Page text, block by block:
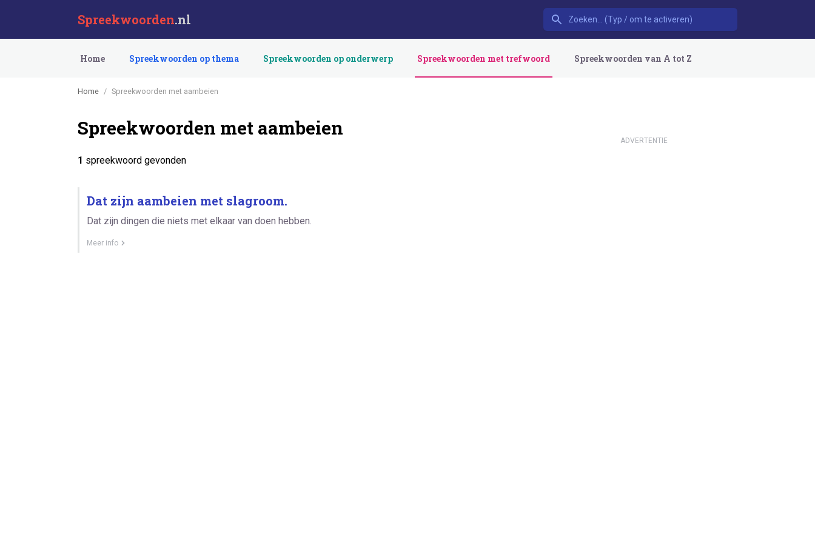
Spreekwoorden.nl
Home Spreekwoorden op thema Spreekwoorden op onderwerp Spreekwoorden met trefwoord Spreekwoorden van A tot Z
Home Spreekwoorden met aambeien
Spreekwoorden met aambeien
1 spreekwoord gevonden
Dat zijn aambeien met slagroom.
Dat zijn dingen die niets met elkaar van doen hebben.
Meer info
ADVERTENTIE